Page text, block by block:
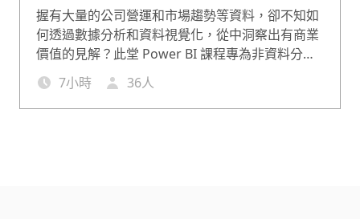
握有大量的公司營運和市場趨勢等資料，卻不知如
何透過數據分析和資料視覺化，從中洞察出有商業
價值的見解？此堂 Power BI 課程專為非資料分析
背景出身的員工設計，內容涵蓋報表與儀表板的製
作，以及 Data Analysis Expressions（資料分析
式，簡稱：DAX）教學等。讓一般員工輕鬆入門數
7小時 36人